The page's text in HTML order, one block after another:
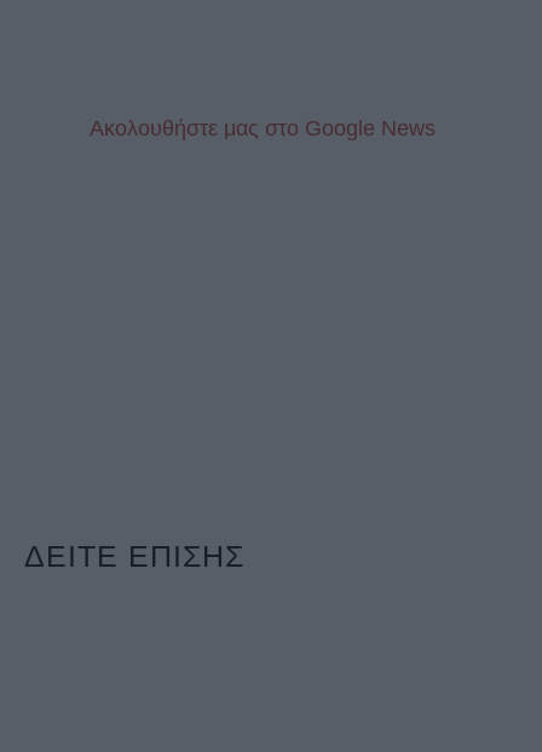
Aκολουθήστε μας στo Google News
ΔΕΙΤΕ ΕΠΙΣΗΣ